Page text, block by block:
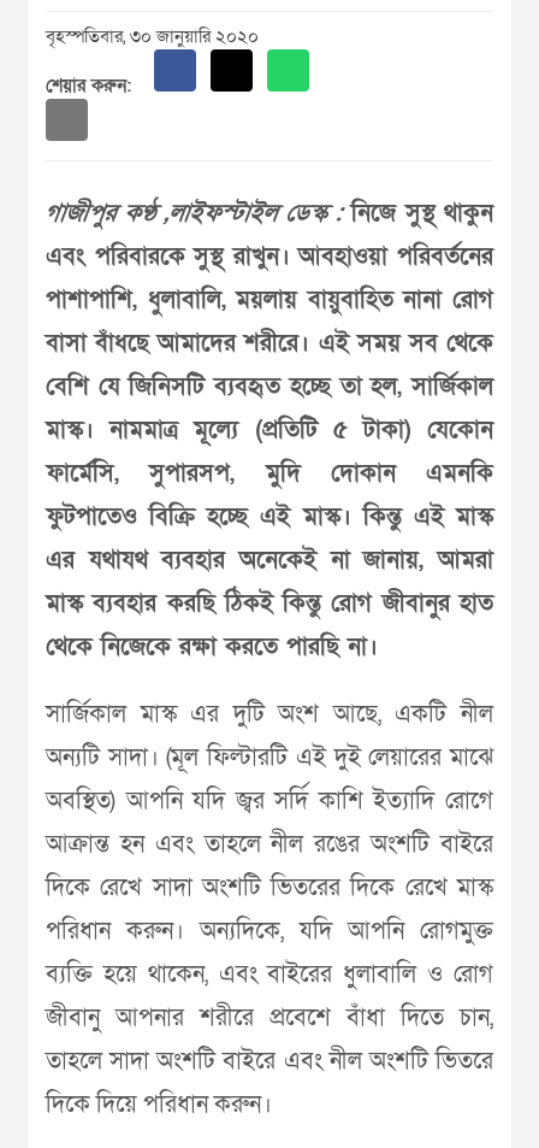
বৃহস্পতিবার, ৩০ জানুয়ারি ২০২০
শেয়ার করুন:
গাজীপুর কণ্ঠ ,লাইফস্টাইল ডেস্ক :নিজে সুস্থ থাকুন
এবং পরিবারকে সুস্থ রাখুন। আবহাওয়া পরিবর্তনের
পাশাপাশি, ধুলাবালি, ময়লায় বায়ুবাহিত নানা রোগ
বাসা বাঁধছে আমাদের শরীরে। এই সময় সব থেকে
বেশি যে জিনিসটি ব্যবহৃত হচ্ছে তা হল, সার্জিকাল
মাস্ক। নামমাত্র মূল্যে (প্রতিটি ৫ টাকা) যেকোন
ফার্মেসি, সুপারসপ, মুদি দোকান এমনকি
ফুটপাতেও বিক্রি হচ্ছে এই মাস্ক। কিন্তু এই মাস্ক
এর যথাযথ ব্যবহার অনেকেই না জানায়, আমরা
মাস্ক ব্যবহার করছি ঠিকই কিন্তু রোগ জীবানুর হাত
থেকে নিজেকে রক্ষা করতে পারছি না।
সার্জিকাল মাস্ক এর দুটি অংশ আছে, একটি নীল
অন্যটি সাদা। (মূল ফিল্টারটি এই দুই লেয়ারের মাঝে
অবস্থিত) আপনি যদি জ্বর সর্দি কাশি ইত্যাদি রোগে
আক্রান্ত হন এবং তাহলে নীল রঙের অংশটি বাইরে
দিকে রেখে সাদা অংশটি ভিতরের দিকে রেখে মাস্ক
পরিধান করুন। অন্যদিকে, যদি আপনি রোগমুক্ত
ব্যক্তি হয়ে থাকেন, এবং বাইরের ধুলাবালি ও রোগ
জীবানু আপনার শরীরে প্রবেশে বাঁধা দিতে চান,
তাহলে সাদা অংশটি বাইরে এবং নীল অংশটি ভিতরে
দিকে দিয়ে পরিধান করুন।